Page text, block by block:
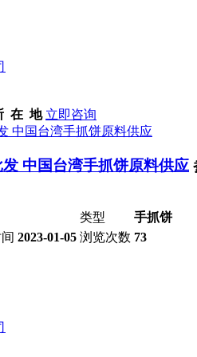
在 地 立即咨询
中国台湾手抓饼原料供应
类型
手抓饼
2023-01-05 浏览次数 73